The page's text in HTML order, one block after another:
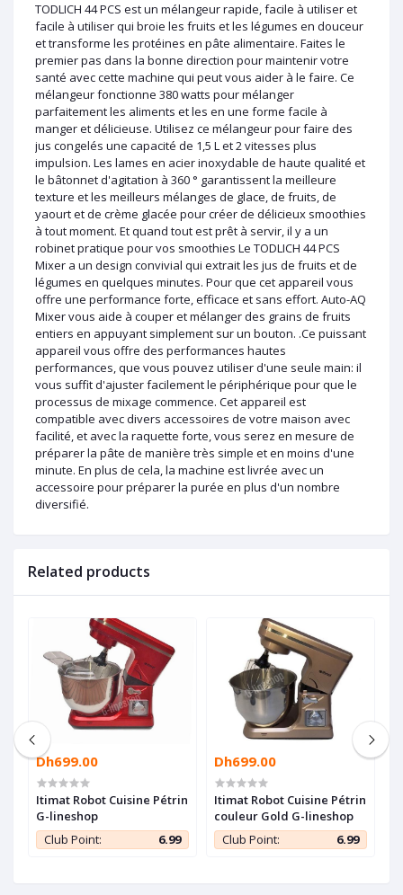
TODLICH 44 PCS est un mélangeur rapide, facile à utiliser et
facile à utiliser qui broie les fruits et les légumes en douceur
et transforme les protéines en pâte alimentaire. Faites le
premier pas dans la bonne direction pour maintenir votre
santé avec cette machine qui peut vous aider à le faire. Ce
mélangeur fonctionne 380 watts pour mélanger
parfaitement les aliments et les en une forme facile à
manger et délicieuse. Utilisez ce mélangeur pour faire des
jus congelés une capacité de 1,5 L et 2 vitesses plus
impulsion. Les lames en acier inoxydable de haute qualité et
le bâtonnet d'agitation à 360 ° garantissent la meilleure
texture et les meilleurs mélanges de glace, de fruits, de
yaourt et de crème glacée pour créer de délicieux smoothies
à tout moment. Et quand tout est prêt à servir, il y a un
robinet pratique pour vos smoothies Le TODLICH 44 PCS
Mixer a un design convivial qui extrait les jus de fruits et de
légumes en quelques minutes. Pour que cet appareil vous
offre une performance forte, efficace et sans effort. Auto-AQ
Mixer vous aide à couper et mélanger des grains de fruits
entiers en appuyant simplement sur un bouton. .Ce puissant
appareil vous offre des performances hautes
performances, que vous pouvez utiliser d'une seule main: il
vous suffit d'ajuster facilement le périphérique pour que le
processus de mixage commence. Cet appareil est
compatible avec divers accessoires de votre maison avec
facilité, et avec la raquette forte, vous serez en mesure de
préparer la pâte de manière très simple et en moins d'une
minute. En plus de cela, la machine est livrée avec un
accessoire pour préparer la purée en plus d'un nombre
diversifié.
Related products
Dh699.00
Itimat Robot Cuisine Pétrin
G-lineshop
Club Point:
6.99
Dh699.00
Itimat Robot Cuisine Pétrin
couleur Gold G-lineshop
Club Point:
6.99